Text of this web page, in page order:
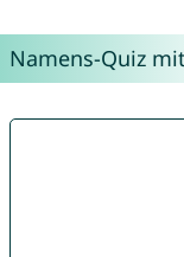
Namens-Quiz